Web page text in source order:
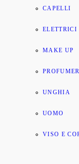
CAPELLI
ELETTRICI
MAKE UP
UNGHIA
UOMO
VISO E